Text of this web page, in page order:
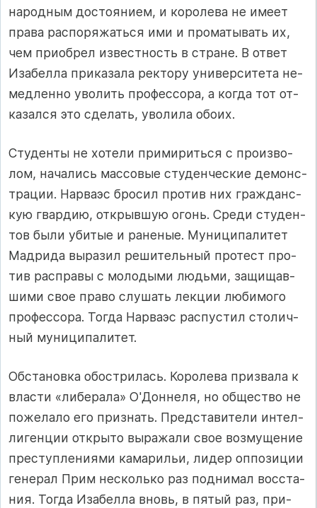
на­род­ным дос­то­яни­ем, и ко­ро­ле­ва не име­ет
пра­ва рас­по­ря­жать­ся ими и про­ма­ты­вать их,
чем при­об­рел из­вес­т­ность в стра­не. В от­вет
Иза­бел­ла при­ка­за­ла рек­то­ру уни­вер­си­те­та не­
мед­лен­но уво­лить про­фес­со­ра, а ког­да тот от­
ка­зал­ся это сде­лать, уво­ли­ла обо­их.
Студенты не хо­те­ли при­ми­рить­ся с про­из­во­
лом, на­ча­лись мас­со­вые сту­ден­чес­кие де­мон­с­
т­ра­ции. Нар­ва­эс бро­сил про­тив них граж­дан­с­
кую гвар­дию, от­к­рыв­шую огонь. Сре­ди сту­ден­
тов бы­ли уби­тые и ра­не­ные. Му­ни­ци­па­ли­тет
Мад­ри­да вы­ра­зил ре­ши­тель­ный про­тест про­
тив рас­п­ра­вы с мо­ло­ды­ми людь­ми, за­щи­щав­
ши­ми свое пра­во слу­шать лек­ции лю­би­мо­го
про­фес­со­ра. Тог­да Нар­ва­эс рас­пус­тил сто­лич­
ный му­ни­ци­па­ли­тет.
Обстановка обос­т­ри­лась. Ко­ро­ле­ва приз­ва­ла к
влас­ти «ли­бе­ра­ла» О'Дон­не­ля, но об­щес­т­во не
по­же­ла­ло его приз­нать. Пред­с­та­ви­те­ли ин­тел­
ли­ген­ции от­к­ры­то вы­ра­жа­ли свое воз­му­ще­ние
прес­туп­ле­ни­ями ка­ма­рильи, ли­дер оп­по­зи­ции
ге­не­рал Прим нес­коль­ко раз под­ни­мал вос­ста­
ния. Тог­да Иза­бел­ла вновь, в пя­тый раз, при­